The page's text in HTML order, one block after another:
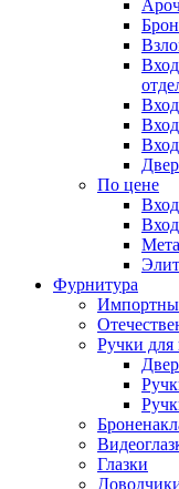
По цене
Фурнитура
Ручки для
Глазки